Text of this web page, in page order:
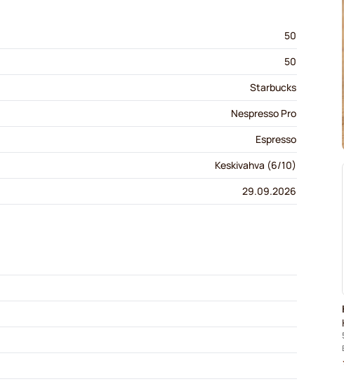
50
50
Starbucks
Nespresso Pro
Espresso
Keskivahva (6/10)
29.09.2026